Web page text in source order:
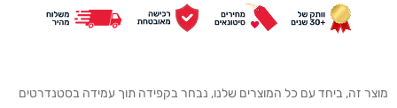
מוצר זה, ביחד עם כל המוצרים שלנו, נבחר בקפידה תוך עמידה בסטנדרטים